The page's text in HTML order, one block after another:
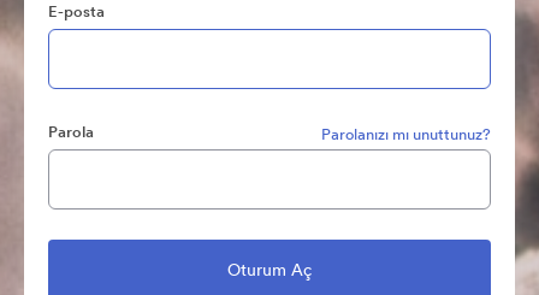
E-posta
Parola Parolanızı mı unuttunuz?